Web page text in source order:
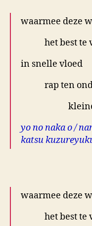
waarmee deze
het best te
in snelle vloed
rap ten
kleine
yo no naka o /
katsu
waarmee deze
het best te